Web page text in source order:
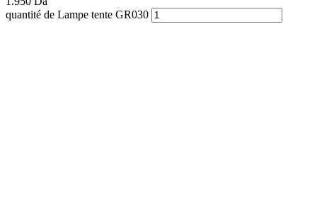
quantité de Lampe tente GR030